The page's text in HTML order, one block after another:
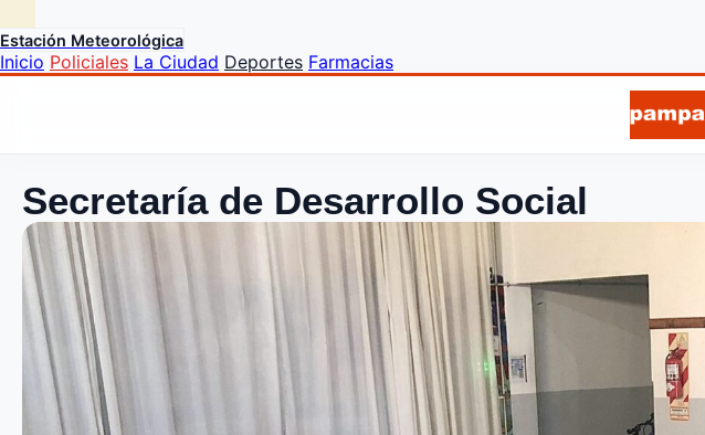
Estación Meteorológica
Inicio Policiales La Ciudad Deportes Farmacias
Secretaría de Desarrollo Social